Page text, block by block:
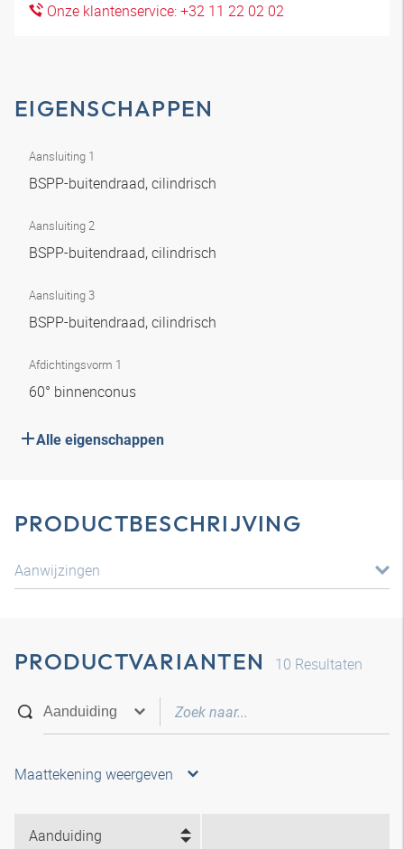
Onze klantenservice: +32 11 22 02 02
EIGENSCHAPPEN
Aansluiting 1
BSPP-buitendraad, cilindrisch
Aansluiting 2
BSPP-buitendraad, cilindrisch
Aansluiting 3
BSPP-buitendraad, cilindrisch
Afdichtingsvorm 1
60° binnenconus
Alle eigenschappen
PRODUCTBESCHRIJVING
Aanwijzingen
PRODUCTVARIANTEN 10 Resultaten
Maattekening weergeven
Aanduiding